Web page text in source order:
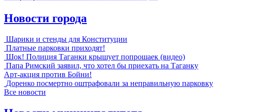
Новости города
Шарики и стенды для Конституции
Платные парковки приходят!
Шок! Полиция Таганки крышует попрошаек (видео)
Папа Римский заявил, что хотел бы приехать на Таганку
Арт-акция против Бойни!
Доренко посмертно оштрафовали за неправильную парковку
Все новости